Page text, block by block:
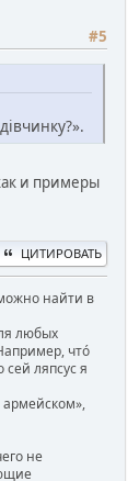
#5
и примеры
ЦИТИРОВАТЬ
найти в
любых
чтó
сей ляпсус я
не